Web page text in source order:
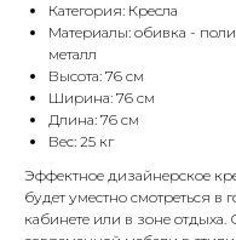
Категория: Кресла
Материалы: обивка -
металл
Высота: 76 см
Ширина: 76 см
Длина: 76 см
Вес: 25 кг
Эффектное дизайнерское
будет уместно смотреться в
кабинете или в зоне